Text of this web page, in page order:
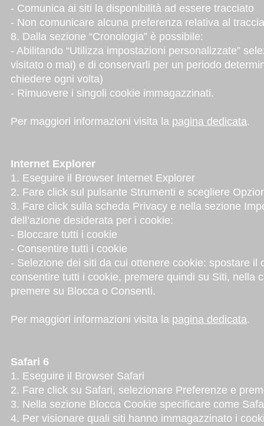
- Comunica ai siti la disponibilità ad essere tracciato
- Non comunicare alcuna preferenza relativa al
8. Dalla sezione “Cronologia” è possibile:
- Abilitando “Utilizza impostazioni personalizzate”
visitato o mai) e di conservarli per un periodo
chiedere ogni volta)
- Rimuovere i singoli cookie immagazzinati.
Per maggiori informazioni visita la pagina dedicata.
Internet Explorer
1. Eseguire il Browser Internet Explorer
2. Fare click sul pulsante Strumenti e scegliere
3. Fare click sulla scheda Privacy e nella sezione
dell’azione desiderata per i cookie:
- Bloccare tutti i cookie
- Consentire tutti i cookie
- Selezione dei siti da cui ottenere cookie: spostare
consentire tutti i cookie, premere quindi su Siti, nella
premere su Blocca o Consenti.
Per maggiori informazioni visita la pagina dedicata.
Safari 6
1. Eseguire il Browser Safari
2. Fare click su Safari, selezionare Preferenze e
3. Nella sezione Blocca Cookie specificare come
4. Per visionare quali siti hanno immagazzinato i